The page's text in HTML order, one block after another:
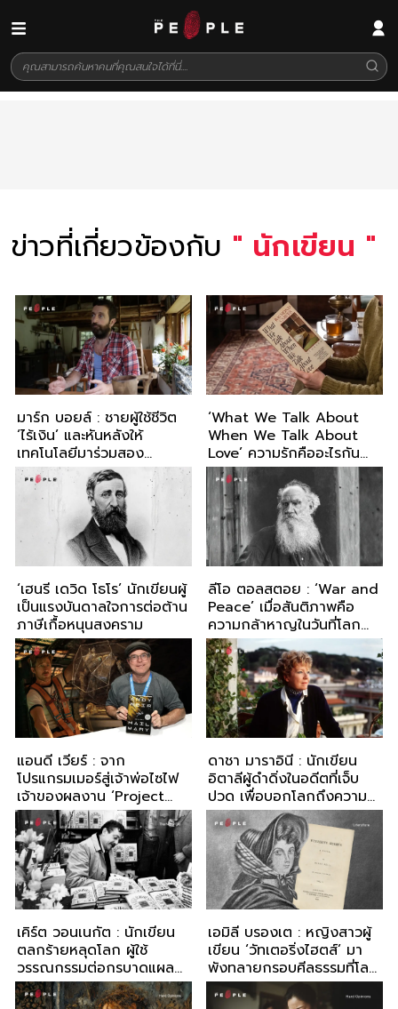
ข่าวที่เกี่ยวข้องกับ " นักเขียน "
มาร์ก บอยล์ : ชายผู้ใช้ชีวิต
‘ไร้เงิน’ และหันหลังให้
เทคโนโลยีมาร่วมสอง
ทศวรรษ
‘What We Talk About
When We Talk About
Love’ ความรักคืออะไรกัน
แน่?
‘เฮนรี เดวิด โธโร’ นักเขียนผู้
เป็นแรงบันดาลใจการต่อต้าน
ภาษีเกื้อหนุนสงคราม
ลีโอ ตอลสตอย : ‘War and
Peace’ เมื่อสันติภาพคือ
ความกล้าหาญในวันที่โลก
แหลกสลาย
แอนดี เวียร์ : จาก
โปรแกรมเมอร์สู่เจ้าพ่อไซไฟ
เจ้าของผลงาน ‘Project
Hail Mary’
ดาชา มาราอินี : นักเขียน
อิตาลีผู้ดำดิ่งในอดีตที่เจ็บ
ปวด เพื่อบอกโลกถึงความ
เลวร้ายของสงคราม
เคิร์ต วอนเนกัต : นักเขียน
ตลกร้ายหลุดโลก ผู้ใช้
วรรณกรรมต่อกรบาดแผล
สงคราม
เอมิลี บรองเต : หญิงสาวผู้
เขียน ‘วัทเตอริ่งไฮตส์’ มา
พังทลายกรอบศีลธรรมที่โลก
สร้างไว้